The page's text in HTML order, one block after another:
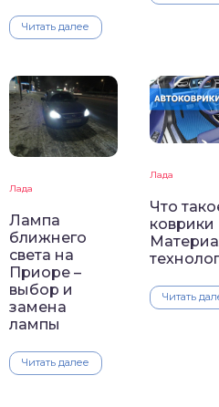
Читать далее
Лада
Лампа
ближнего
света на
Приоре –
выбор и
замена
лампы
Читать далее
Лада
Что
коврики
Читать